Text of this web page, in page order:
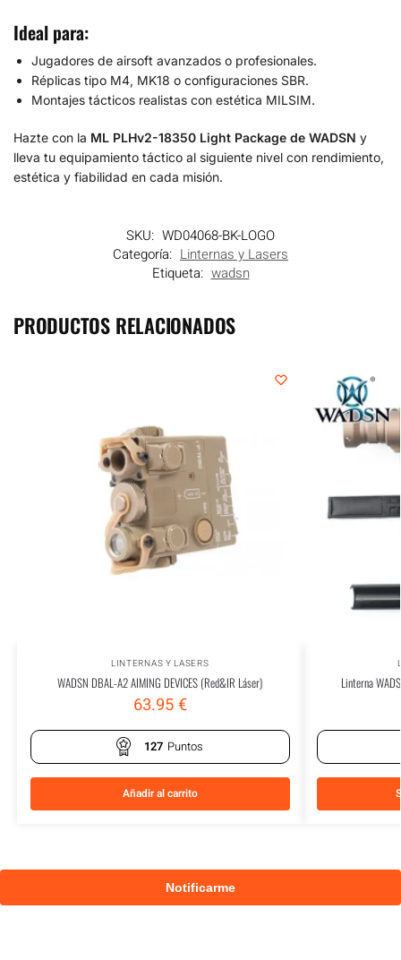
Ideal para:
Jugadores de airsoft avanzados o profesionales.
Réplicas tipo M4, MK18 o configuraciones SBR.
Montajes tácticos realistas con estética MILSIM.
Hazte con la ML PLHv2-18350 Light Package de WADSN y
lleva tu equipamiento táctico al siguiente nivel con rendimiento,
estética y fiabilidad en cada misión.
SKU: WD04068-BK-LOGO
Categoría: Linternas y Lasers
Etiqueta: wadsn
PRODUCTOS RELACIONADOS
LINTERNAS Y LASERS
WADSN DBAL-A2 AIMING DEVICES (Red&IR Láser)
63.95€
127 Puntos
Añadir al carrito
Linterna